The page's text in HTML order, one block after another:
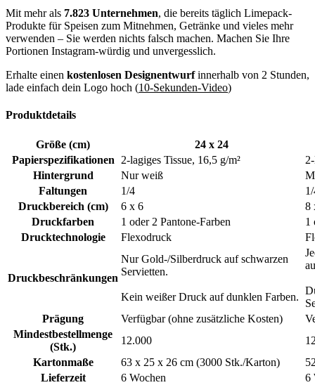
ihren Zweck – sie machen Ihre Marke unvergesslich. Mit einer
Vielzahl von Größen, Faltungen und Farben sind diese Servietten
darauf ausgelegt, Ihre individuellen Bedürfnisse zu erfüllen und Ihre
Marke bei jedem Einsatz hervorzuheben.
Von führenden Unternehmen weltweit
Unsere meistverkauften personalisierten Servietten sind die erste
Wahl von über 1.000 zufriedenen Unternehmen. Von Cafés und
Bäckereien bis hin zu Restaurants und Catering-Diensten schätzen
Marken unsere Servietten für ihre Premiumqualität und
unvergleichlichen Anpassungsmöglichkeiten.
Wenn Sie sich für unsere markenspezifischen Servietten
entscheiden, treffen Sie ins Schwarze! Wir machen keine
Kompromisse bei Qualität, Präsentation oder effektiver
Markenbildung. Aber glauben Sie uns nicht nur beim Wort – hier ist,
was eine unserer Kundinnen gesagt hat:
Die Qualität dieser Servietten ist unschlagbar, und die
Anpassungsoptionen sind fantastisch! Die Lieferung war pünktlich,
und der Kundenservice war erstklassig. Sehr empfehlenswert!"
Emily Carter, Restaurantbesitzerin
Anpassbare und kosteneffiziente
personalisierte Servietten
Mit mehr als 7.823 Unternehmen, die bereits täglich Limepack-
Produkte für Speisen zum Mitnehmen, Getränke und vieles mehr
verwenden – Sie werden nichts falsch machen. Machen Sie Ihre
Portionen Instagram-würdig und unvergesslich.
Erhalte einen kostenlosen Designentwurfinnerhalb von 2 Stunden,
lade einfach dein Logo hoch (10-Sekunden-Video)
Produktdetails
Größe (cm)
24 x 24
Papierspezifikationen
2-lagiges Tissue, 16,5 g/m²
Hintergrund
Nur weiß
Faltungen
1/4
Druckbereich (cm)
6 x 6
8
Druckfarben
1 oder 2 Pantone-Farben
1
Drucktechnologie
Flexodruck
Druckbeschränkungen
Nur Gold-/Silberdruck auf schwarzen
Servietten.
Kein weißer Druck auf dunklen Farben.
Prägung
Verfügbar (ohne zusätzliche Kosten)
Mindestbestellmenge
(Stk.)
12.000
Kartonmaße
63 x 25 x 26 cm (3000 Stk./Karton)
Lieferzeit
6 Wochen 6